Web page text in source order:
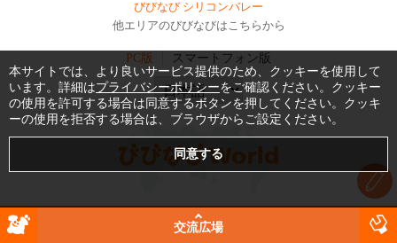
びびなび シリコンバレー
他エリアのびびなびはこちらから
PC版 スマートフォン版
交流広場
本サイトでは、より良いサービス提供のため、クッキーを使用して
います。詳細はプライバシーポリシーをご確認ください。クッキー
の使用を許可する場合は同意するボタンを押してください。クッキ
ーの使用を拒否する場合は、ブラウザからご設定ください。